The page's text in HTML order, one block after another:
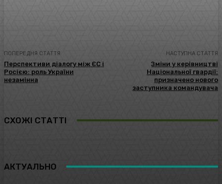
ПОПЕРЕДНЯ СТАТТЯ
Перспективи діалогу між ЄС і
Росією: роль України
незамінна
НАСТУПНА СТАТТЯ
Зміни у керівництві
Національної гвардії:
призначено нового
заступника командувача
СХОЖІ СТАТТІ
АКТУАЛЬНО